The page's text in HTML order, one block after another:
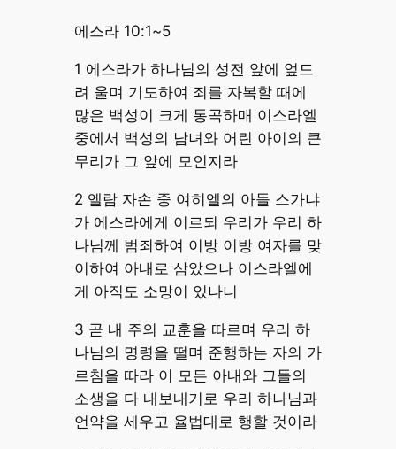
에스라 10:1~5
1 에스라가 하나님의 성전 앞에 엎드
려 울며 기도하여 죄를 자복할 때에
많은 백성이 크게 통곡하매 이스라엘
중에서 백성의 남녀와 어린 아이의 큰
무리가 그 앞에 모인지라
2 엘람 자손 중 여히엘의 아들 스가냐
가 에스라에게 이르되 우리가 우리 하
나님께 범죄하여 이방 이방 여자를 맞
이하여 아내로 삼았으나 이스라엘에
게 아직도 소망이 있나니
3 곧 내 주의 교훈을 따르며 우리 하
나님의 명령을 떨며 준행하는 자의 가
르침을 따라 이 모든 아내와 그들의
소생을 다 내보내기로 우리 하나님과
언약을 세우고 율법대로 행할 것이라